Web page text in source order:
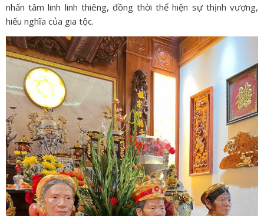
nhấn tâm linh linh thiêng, đồng thời thể hiện sự thịnh vượng,
hiếu nghĩa của gia tộc.